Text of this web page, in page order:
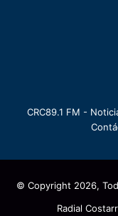
CRC89.1 FM -
© Copyright 2026,
Radial